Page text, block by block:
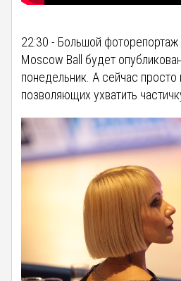
22:30 - Большой
Moscow Ball будет
понедельник. А сейчас
позволяющих ухватить